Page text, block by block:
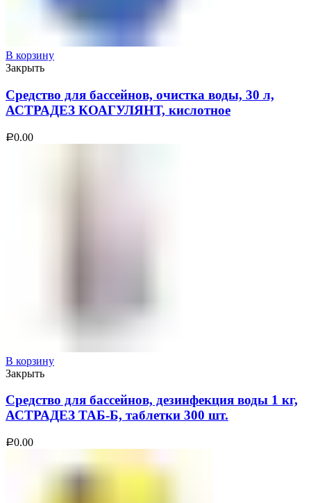
В корзину
Закрыть
Средство для бассейнов, очистка воды, 30 л,
АСТРАДЕЗ КОАГУЛЯНТ, кислотное
Р0.00
В корзину
Закрыть
Средство для бассейнов, дезинфекция воды 1 кг,
АСТРАДЕЗ ТАБ-Б, таблетки 300 шт.
Р0.00